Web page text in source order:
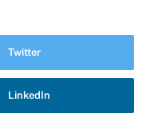
Twitter
LinkedIn